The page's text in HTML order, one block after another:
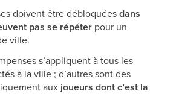
doivent être débloquéesdans
pas se répéter pour un
ville.
s’appliquent à tous les
à la ville ; d’autres sont des
aux joueurs dont c’est la